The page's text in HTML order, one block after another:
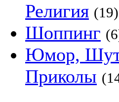
Религия (19)
Шоппинг
Юмор,
Приколы